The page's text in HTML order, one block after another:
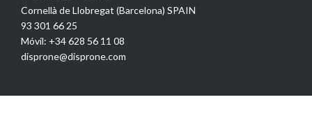
Cornellà de Llobregat (Barcelona) SPAIN
93 301 66 25
Móvil: +34 628 56 11 08
disprone@disprone.com